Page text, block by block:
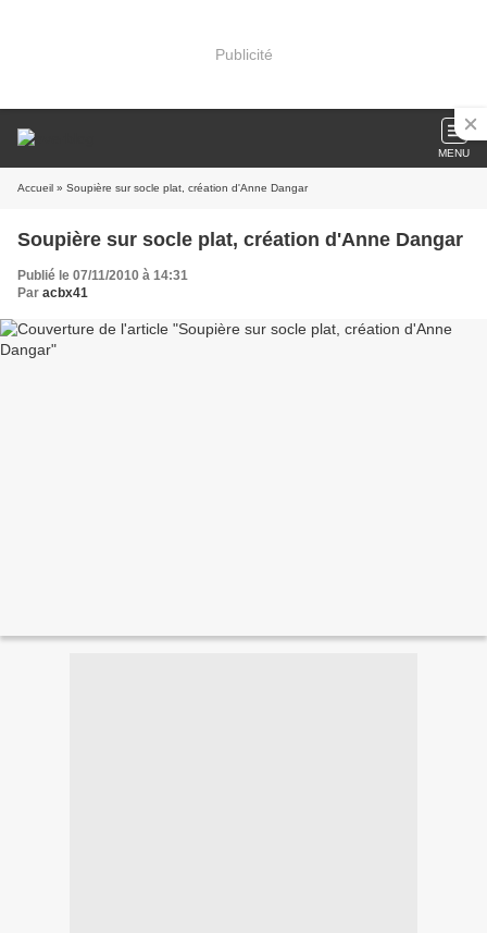
Publicité
MENU
Accueil » Soupière sur socle plat, création d'Anne Dangar
Soupière sur socle plat, création d'Anne Dangar
Publié le 07/11/2010 à 14:31
Par acbx41